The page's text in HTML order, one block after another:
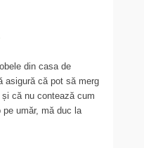
din casa de
asigură că pot să merg
și că nu contează cum
umăr, mă duc la